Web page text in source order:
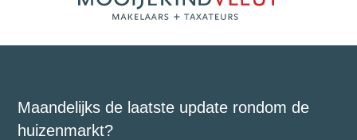
Maandelijks de laatste update rondom de
huizenmarkt?